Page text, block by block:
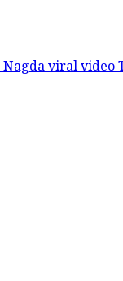
Nagda viral video